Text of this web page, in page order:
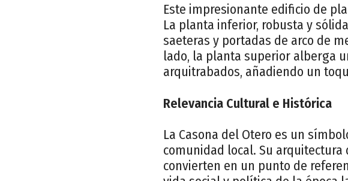
Este impresionante edificio de
La planta inferior, robusta y
saeteras y portadas de arco de
lado, la planta superior alberga
arquitrabados, añadiendo un
Relevancia Cultural e Histórica
La Casona del Otero es un
comunidad local. Su
convierten en un punto de